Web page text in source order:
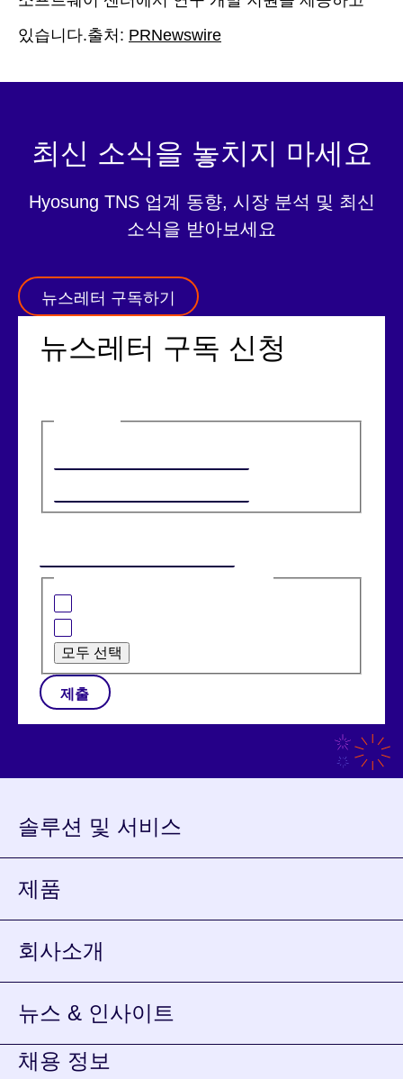
있습니다.출처: PRNewswire
최신 소식을 놓치지 마세요
Hyosung TNS 업계 동향, 시장 분석 및 최신
소식을 받아보세요
뉴스레터 구독하기
뉴스레터 구독 신청
모두 선택
제출
솔루션 및 서비스
제품
회사소개
뉴스 & 인사이트
채용 정보